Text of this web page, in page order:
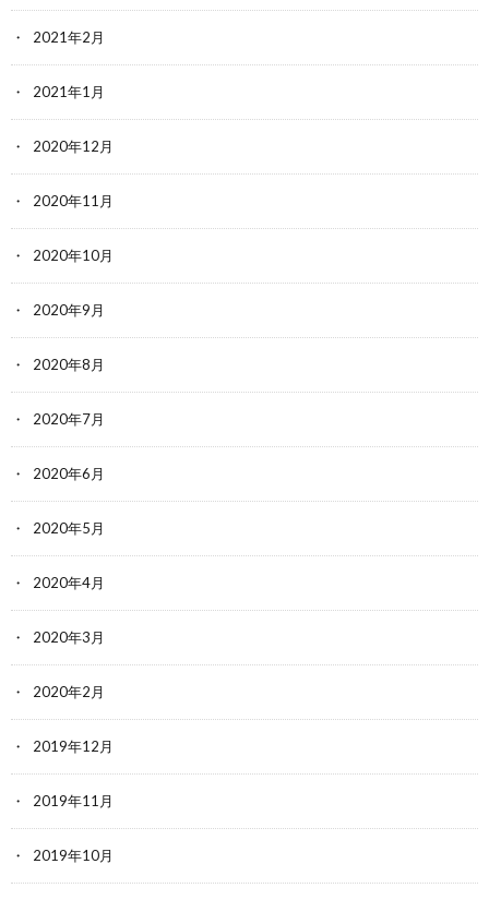
2021年2月
2021年1月
2020年12月
2020年11月
2020年10月
2020年9月
2020年8月
2020年7月
2020年6月
2020年5月
2020年4月
2020年3月
2020年2月
2019年12月
2019年11月
2019年10月